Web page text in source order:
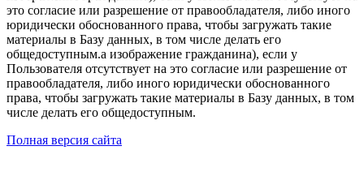
это согласие или разрешение от правообладателя, либо иного
юридически обоснованного права, чтобы загружать такие
материалы в Базу данных, в том числе делать его
общедоступным.а изображение гражданина), если у
Пользователя отсутствует на это согласие или разрешение от
правообладателя, либо иного юридически обоснованного
права, чтобы загружать такие материалы в Базу данных, в том
числе делать его общедоступным.
Полная версия сайта